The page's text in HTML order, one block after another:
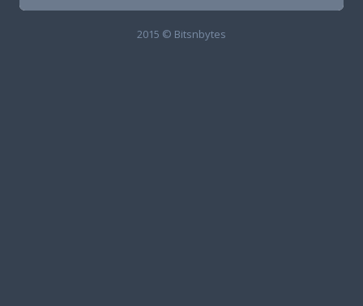
2015 © Bitsnbytes